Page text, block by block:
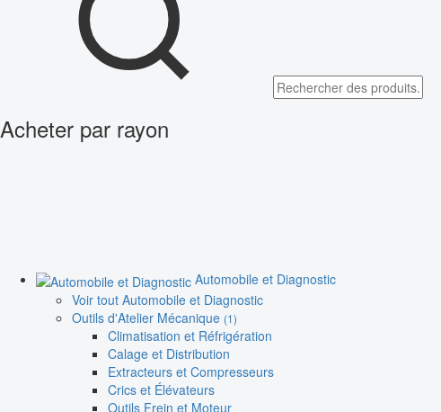
Acheter par rayon
Automobile et Diagnostic
Voir tout Automobile et Diagnostic
Outils d'Atelier Mécanique (1)
Climatisation et Réfrigération
Calage et Distribution
Extracteurs et Compresseurs
Crics et Élévateurs
Outils Frein et Moteur